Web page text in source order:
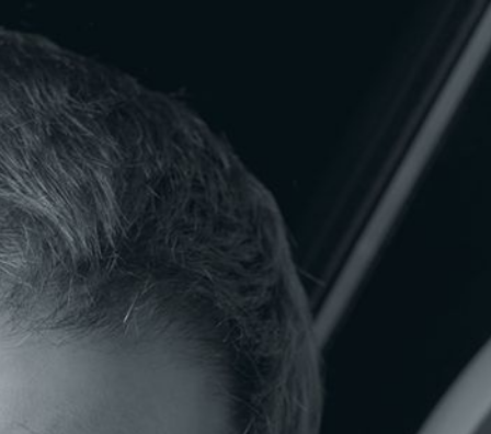
Der Kaffeemann GmbH
Kaffeemann
Portfolio
Kontakt